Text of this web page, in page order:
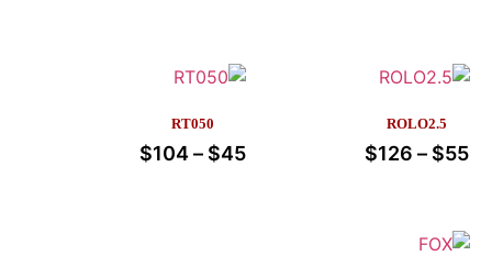
ROLO2.5
$55
–
$126
RT050
$45
–
$104